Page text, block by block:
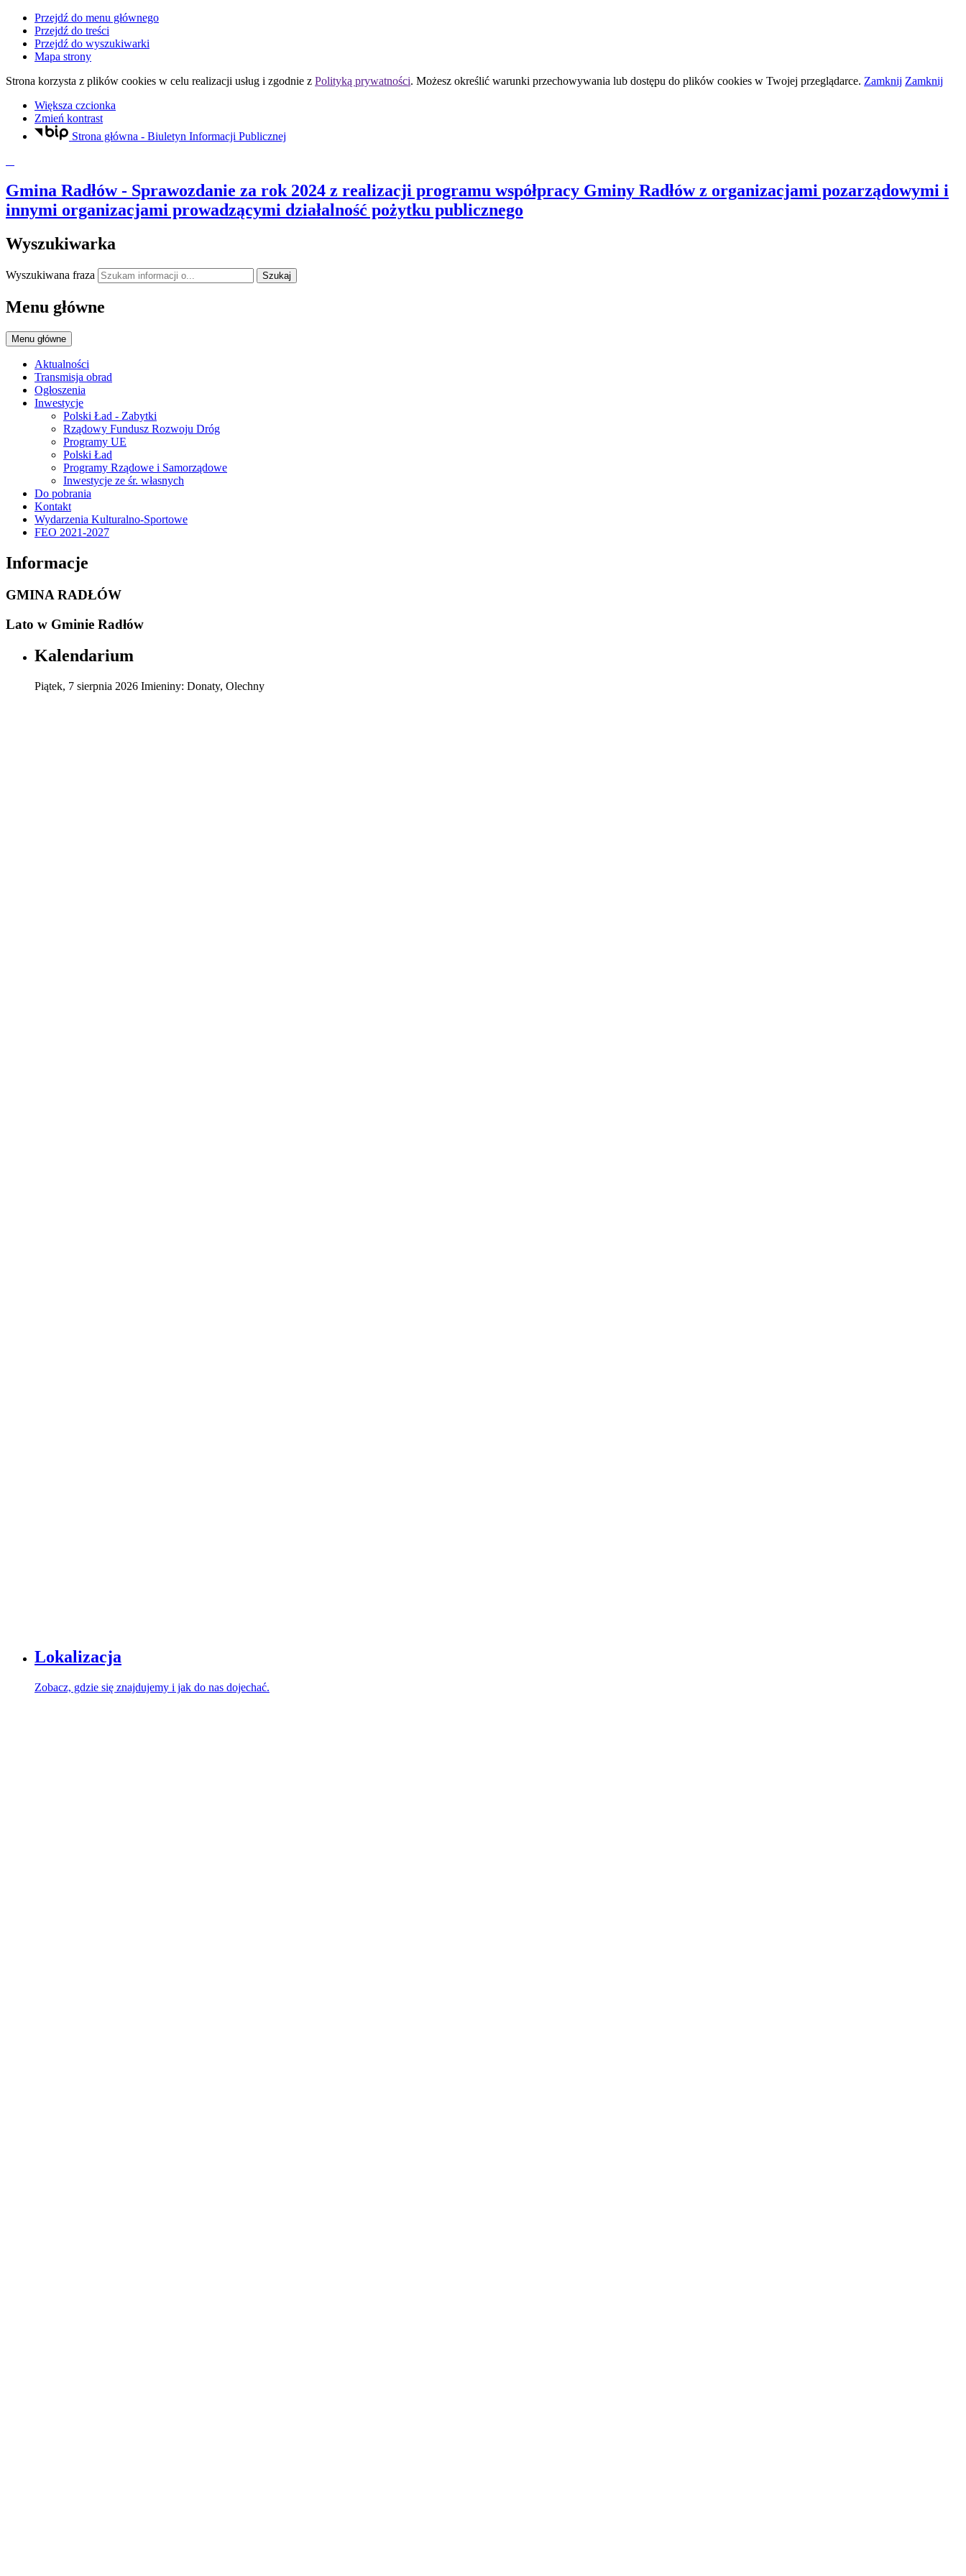
Przejdź do menu głównego
Przejdź do treści
Przejdź do wyszukiwarki
Mapa strony
Strona korzysta z plików cookies w celu realizacji usług i zgodnie z Polityką prywatności. Możesz określić warunki przechowywania lub dostępu do plików cookies w Twojej przeglądarce. Zamknij Zamknij
Większa czcionka
Zmień kontrast
Strona główna - Biuletyn Informacji Publicznej
Gmina Radłów- Sprawozdanie za rok 2024 z realizacji programu współpracy Gminy Radłów z organizacjami pozarządowymi i
innymi organizacjami prowadzącymi działalność pożytku publicznego
Wyszukiwarka
Wyszukiwana fraza Szukaj
Menu główne
Menu główne
Aktualności
Transmisja obrad
Ogłoszenia
Inwestycje
Polski Ład - Zabytki
Rządowy Fundusz Rozwoju Dróg
Programy UE
Polski Ład
Programy Rządowe i Samorządowe
Inwestycje ze śr. własnych
Do pobrania
Kontakt
Wydarzenia Kulturalno-Sportowe
FEO 2021-2027
Informacje
GMINA RADŁÓW
Lato w Gminie Radłów
Kalendarium
Piątek, 7 sierpnia 2026 Imieniny: Donaty, Olechny
Lokalizacja
Zobacz, gdzie się znajdujemy i jak do nas dojechać.